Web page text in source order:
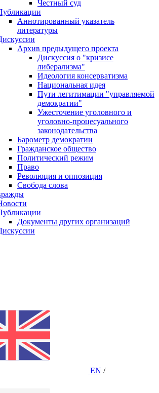
Честный суд
Аннотированный указатель
литературы
Архив предыдущего проекта
Дискуссия о "кризисе
либерализма"
Идеология консерватизма
Национальная идея
Пути легитимации "управляемой
демократии"
Ужесточение уголовного и
уголовно-процесуального
законодательства
Барометр демократии
Гражданское общество
Политический режим
Право
Революция и оппозиция
Свобода слова
Документы других организаций
EN /